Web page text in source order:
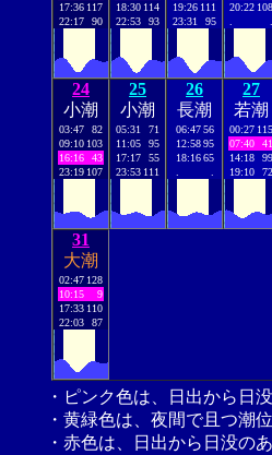
17:36 117
22:17
90
18:30 114
22:53
93
19:26 111
23:31
95
20:22 108
24
小潮
03:47
82
09:10 103
16:16
43
23:19 107
25
小潮
05:31
71
11:05
95
17:17
55
23:53 111
26
長潮
06:47 56
12:58 95
18:16 65
27
若潮
00:27 115
07:40
41
14:18
99
19:10
72
31
大潮
02:47 128
10:15
9
17:33 110
22:03
87
・ピンク色は、日出から日
・黄緑色は、夜間で且つ潮
・赤色は、日出から日没の